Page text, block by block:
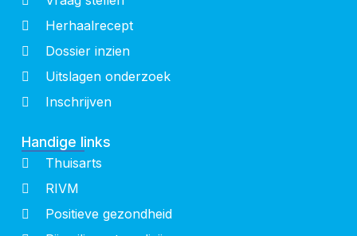
Herhaalrecept
Dossier inzien
Uitslagen onderzoek
Inschrijven
Handige links
Thuisarts
RIVM
Positieve gezondheid